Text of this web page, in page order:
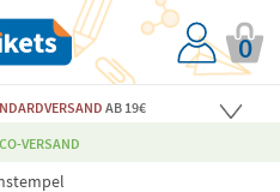
0
AB 19€
VERSAND